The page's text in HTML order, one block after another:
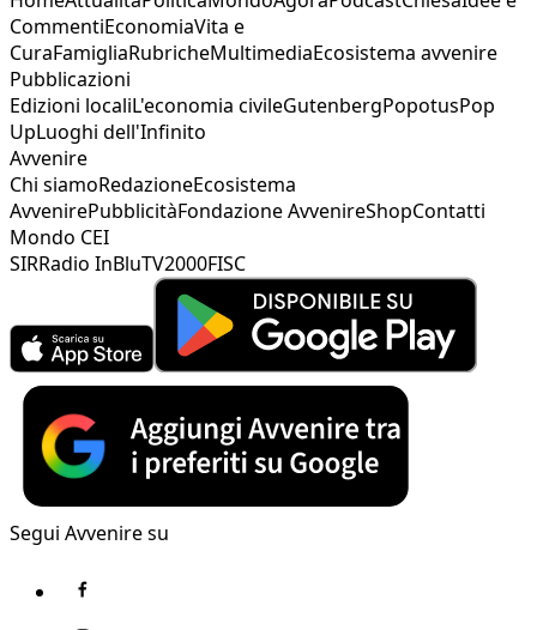
CommentiEconomiaVita e
CuraFamigliaRubricheMultimediaEcosistema avvenire
Pubblicazioni
Edizioni localiL'economia civileGutenbergPopotusPop
UpLuoghi dell'Infinito
Avvenire
Chi siamoRedazioneEcosistema
AvvenirePubblicitàFondazione AvvenireShopContatti
Mondo CEI
SIRRadio InBluTV2000FISC
Segui Avvenire su